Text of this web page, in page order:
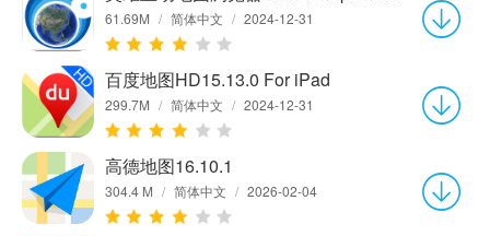
61.69M / 简体中文 / 2024-12-31
百度地图HD15.13.0 For iPad
299.7M / 简体中文 / 2024-12-31
高德地图16.10.1
304.4 M / 简体中文 / 2026-02-04